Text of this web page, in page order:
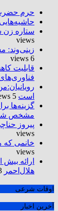
حرم حضرت‌
ستاره زن
views
زینی‌وند:
6 views
است 5 views
گزینه‌ها
مشخص
پیروز
views
خانمی که
views
هلال‌احمر
اوقات شرعی
آخرین اخبار